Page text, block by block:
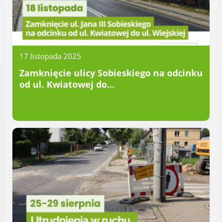
Radni Rady Miasta Luboń
Sesja Rady Miasta
Harmonogram dyżurów radnych
Komisje Rady Miasta Luboń
Terminarz spotkań komisji
Uchwały Rady Miasta Luboń
Młodzieżowa Rada Miasta Luboń
POZOSTAŁE
Państwowy Fundusz Rehabilitacji Osób
Niepełnosprawnych
Zakład Ubezpieczeń Społecznych
Poznańska Lokalna Organizacja
17 listopada 2025
Zamknięcie ulicy Sobieskiego na odcinku
od ul. Kwiatowej do...